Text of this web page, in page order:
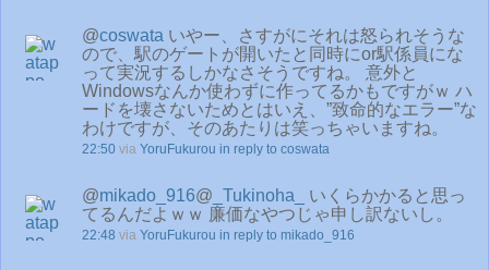
@coswata いやー、さすがにそれは怒られそうな
ので、駅のゲートが開いたと同時にor駅係員にな
って実況するしかなさそうですね。 意外と
Windowsなんか使わずに作ってるかもですがｗ ハ
ードを壊さないためとはいえ、”致命的なエラー”な
わけですが、そのあたりは笑っちゃいますね。
22:50 via YoruFukurou in reply to coswata
@mikado_916@ _Tukinoha_
いくらかかると思っ
てるんだよｗｗ 廉価なやつじゃ申し訳ないし。
22:48 via YoruFukurou in reply to mikado_916